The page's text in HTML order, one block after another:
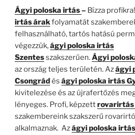
Ágyi poloska irtás– Bízza
irtás árakfolyamatát
felhasználható, tartós hatású
végezzük,ágyi poloska irtás
Szentesszakszerűen.Ágyi
az ország teljes területén. Azágyi
Csongrád és ágyi poloska irtás
kivitelezése és az újrafertőzés
lényeges. Profi, képzettrovarirtás
szakembereink szakszerű
alkalmaznak. Azágyi poloska